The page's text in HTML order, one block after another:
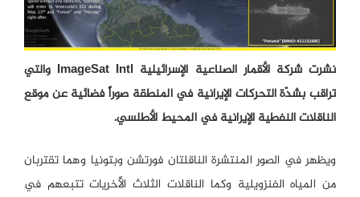
نشرت شركة الأقمار الصناعية الإسرائيلية ImageSat Intl والتي
تراقب بشدّة التحركات الإيرانية في المنطقة صوراً فضائية عن موقع
الناقلات النفطية الإيرانية في المحيط الأطلسي.
ويظهر في الصور المنتشرة الناقلتان فورتشن وبتونيا وهما تقتربان
من المياه الفنزويلية وكما الناقلات الثلاث الأُخريات تتبعهم في